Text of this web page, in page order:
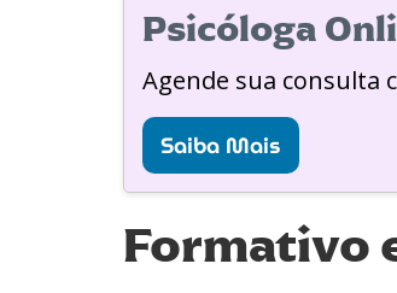
Psicóloga
Agende sua consulta
Saiba Mais
Formativo